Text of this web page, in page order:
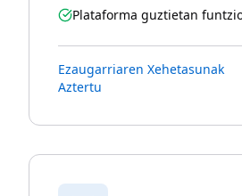
Plataforma guztietan
Ezaugarriaren Xehetasunak
Aztertu